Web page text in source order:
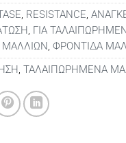
RESISTANCE
ΓΙΑ
ΦΡΟΝΤΙΔΑ
ΤΑΛΑΙΠΩΡΗΜΕΝΑ